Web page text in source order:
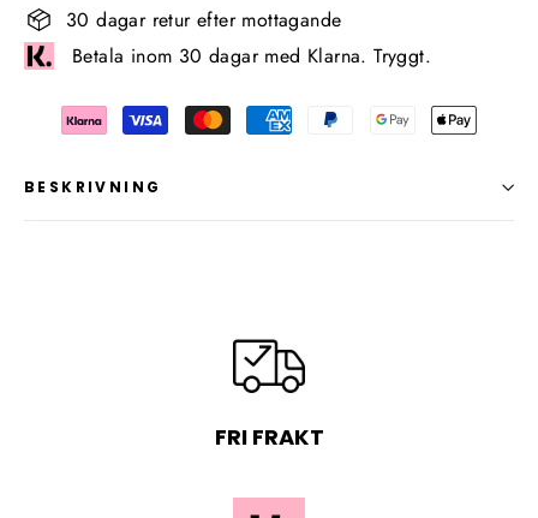
30 dagar retur efter mottagande
Betala inom 30 dagar med Klarna. Tryggt.
BESKRIVNING
FRI FRAKT